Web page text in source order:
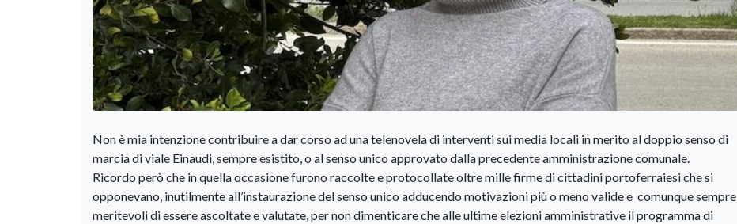
Non è mia intenzione contribuire a dar corso ad una telenovela di interventi sui media locali in merito al doppio senso di
marcia di viale Einaudi, sempre esistito, o al senso unico approvato dalla precedente amministrazione comunale.
Ricordo però che in quella occasione furono raccolte e protocollate oltre mille firme di cittadini portoferraiesi che si
opponevano, inutilmente all’instaurazione del senso unico adducendo motivazioni più o meno valide e comunque sempre
meritevoli di essere ascoltate e valutate, per non dimenticare che alle ultime elezioni amministrative il programma di